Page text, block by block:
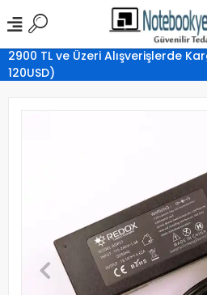
2900 TL ve Üzeri Alışverişlerde
120USD)